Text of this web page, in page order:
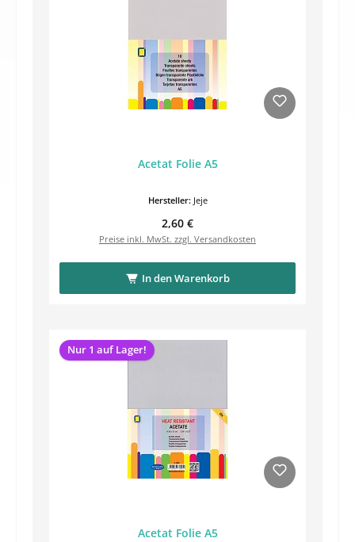
Acetat Folie A5
Hersteller: Jeje
Regulärer Preis:
2,60 €
Preise inkl. MwSt. zzgl. Versandkosten
In den Warenkorb
Nur 1 auf Lager!
Acetat Folie A5